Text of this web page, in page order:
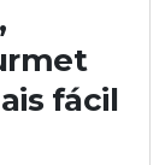
fácil